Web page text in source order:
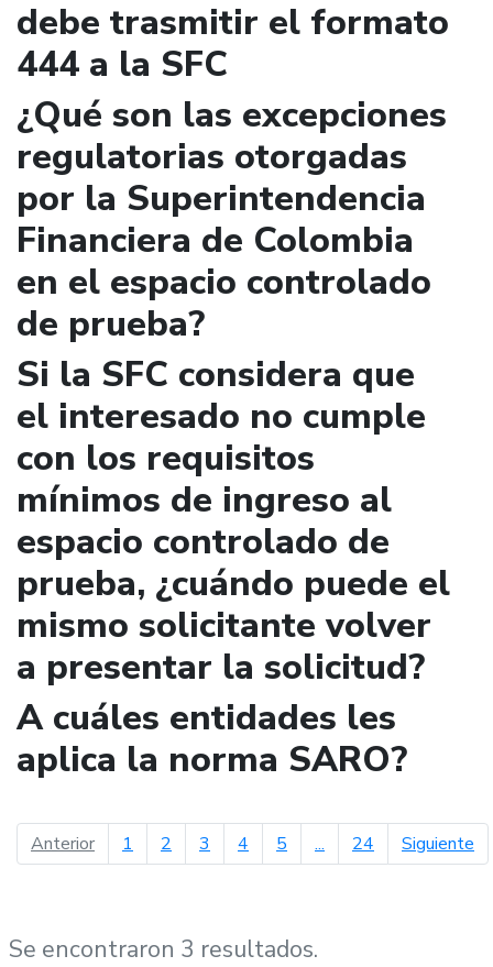
debe trasmitir el formato
444 a la SFC
¿Qué son las excepciones
regulatorias otorgadas
por la Superintendencia
Financiera de Colombia
en el espacio controlado
de prueba?
Si la SFC considera que
el interesado no cumple
con los requisitos
mínimos de ingreso al
espacio controlado de
prueba, ¿cuándo puede el
mismo solicitante volver
a presentar la solicitud?
A cuáles entidades les
aplica la norma SARO?
Anteriorpágina anterior
1 2 3 4 5 ... 24 Siguiente
Se encontraron 3 resultados.